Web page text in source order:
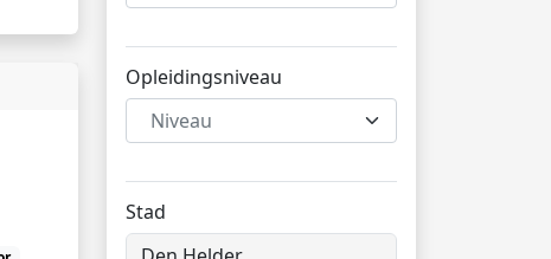
Opleidingsniveau
Niveau
Stad